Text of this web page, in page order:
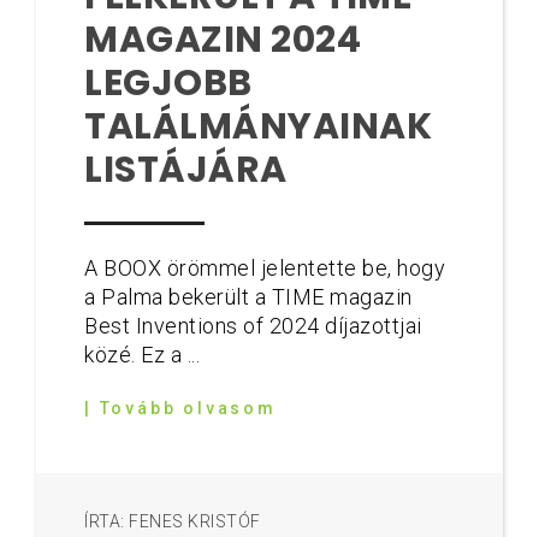
MAGAZIN 2024
LEGJOBB
TALÁLMÁNYAINAK
LISTÁJÁRA
A BOOX örömmel jelentette be, hogy
a Palma bekerült a TIME magazin
Best Inventions of 2024 díjazottjai
közé. Ez a ...
| Tovább olvasom
ÍRTA: FENES KRISTÓF